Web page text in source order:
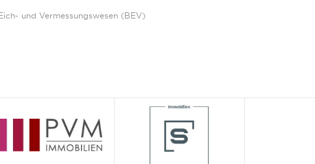
und Vermessungswesen (BEV)